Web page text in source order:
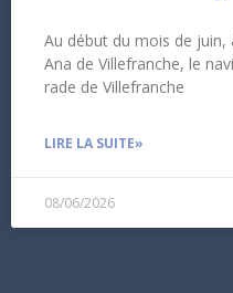
Au début du mois de juin,
Ana de Villefranche, le
rade de Villefranche
LIRE LA SUITE»
08/06/2026